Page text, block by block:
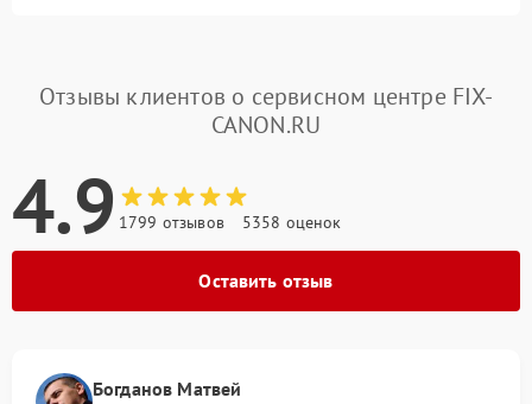
Отзывы клиентов о сервисном центре FIX-
CANON.RU
4.9 1799 отзывов 5358 оценок
Оставить отзыв
Богданов Матвей